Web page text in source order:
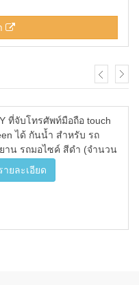
ที่จับโทรศัพท์มือถือ touch
ได้ กันน้ำ สำหรับ รถ
าน รถมอไซค์ สีดำ (จำนวน
) ขนาด หน้าจอ 5 นิ้ว
ายละเอียด